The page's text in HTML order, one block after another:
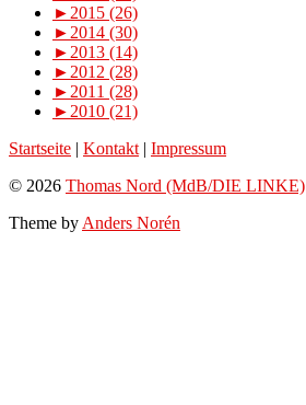
► 2015 (26)
► 2014 (30)
► 2013 (14)
► 2012 (28)
► 2011 (28)
► 2010 (21)
Startseite | Kontakt | Impressum
© 2026 Thomas Nord (MdB/DIE LINKE)
Theme by Anders Norén